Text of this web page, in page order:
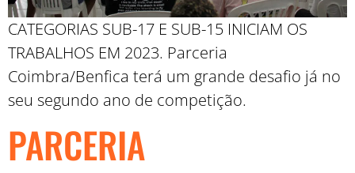
CATEGORIAS SUB-17 E SUB-15 INICIAM OS
TRABALHOS EM 2023. Parceria
Coimbra/Benfica terá um grande desafio já no
seu segundo ano de competição.
PARCERIA